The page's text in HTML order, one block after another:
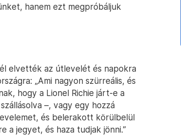
hanem ezt megpróbáljuk
elvették az útlevelét és napokra
„Ami nagyon szürreális, és
hogy a Lionel Richie járt-e a
–, vagy egy hozzá
és belerakott körülbelül
a jegyet, és haza tudjak jönni.”